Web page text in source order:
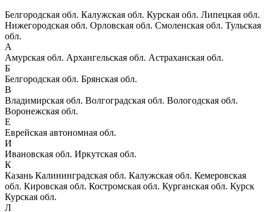
Белгородская обл. Калужская обл. Курская обл. Липецкая обл.
Нижегородская обл. Орловская обл. Смоленская обл. Тульская
обл.
А
Амурская обл. Архангельская обл. Астраханская обл.
Б
Белгородская обл. Брянская обл.
В
Владимирская обл. Волгоградская обл. Вологодская обл.
Воронежская обл.
Е
Еврейская автономная обл.
И
Ивановская обл. Иркутская обл.
К
Казань Калининградская обл. Калужская обл. Кемеровская
обл. Кировская обл. Костромская обл. Курганская обл. Курск
Курская обл.
Л